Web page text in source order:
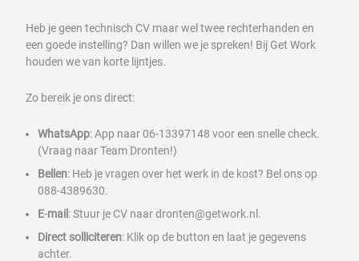
Heb je geen technisch CV maar wel twee rechterhanden en
een goede instelling? Dan willen we je spreken! Bij Get Work
houden we van korte lijntjes.
Zo bereik je ons direct:
WhatsApp: App naar 06-13397148 voor een snelle check.
(Vraag naar Team Dronten!)
Bellen: Heb je vragen over het werk in de kost? Bel ons op
088-4389630.
E-mail: Stuur je CV naar dronten@getwork.nl.
Direct solliciteren: Klik op de button en laat je gegevens
achter.